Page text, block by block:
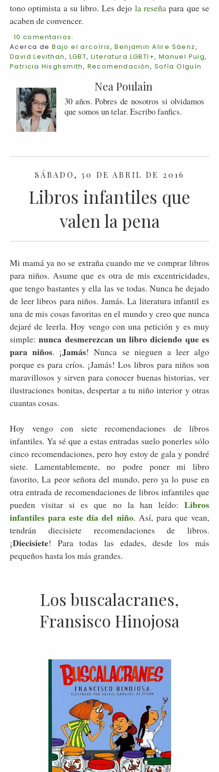
tono optimista a su libro. Les dejo la reseñapara que se
acaben de convencer.
10 comentarios:
Acerca deBajo el arcoíris,Benjamin Alire Sáenz,
David Levithan, LGBT,Literatura LGBTI+, Manuel Puig,
Patricia Hisghsmith, Recomendación, Sofía Olguín
Nea Poulain
30 años. Pobres de nosotros si olvidamos
que somos un telar. Escribo fanfics.
SÁBADO, 30 DE ABRIL DE 2016
Libros infantiles que
valen la pena
Mi mamá ya no se extraña cuando me ve comprar libros
para niños. Asume que es otra de mis excentricidades,
que tengo bastantes y ella las ve todas. Nunca he dejado
de leer libros para niños. Jamás. La literatura infantil es
una de mis cosas favoritas en el mundo y creo que nunca
dejaré de leerla. Hoy vengo con una petición y es muy
simple:nunca desmerezcan un libro diciendo que es
para niños. ¡Jamás! Nunca se nieguen a leer algo
porque es para críos. ¡Jamás! Los libros para niños son
maravillosos y sirven para conocer buenas historias, ver
ilustraciones bonitas, despertar a tu niño interior y otras
cuantas cosas.
Hoy vengo con siete recomendaciones de libros
infantiles. Ya sé que a estas entradas suelo ponerles sólo
cinco recomendaciones, pero hoy estoy de gala y pondré
siete. Lamentablemente, no podre poner mi libro
favorito, La peor señora del mundo, pero ya lo puse en
otra entrada de recomendaciones de libros infantiles que
pueden visitar si es que no la han leído: Libros
infantiles para este día del niño. Así, para que vean,
tendrán diecisiete recomendaciones de libros.
¡Diecisiete! Para todas las edades, desde los más
pequeños hasta los más grandes.
Los buscalacranes,
Fransisco Hinojosa